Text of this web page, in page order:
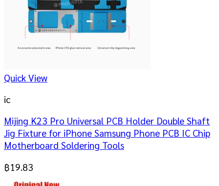
Quick View
ic
Mijing K23 Pro Universal PCB Holder Double Shaft
Jig Fixture for iPhone Samsung Phone PCB IC Chip
Motherboard Soldering Tools
฿19.83